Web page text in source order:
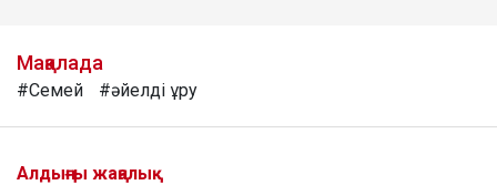
Мақалада
#Семей #әйелді ұру
Алдыңғы жаңалық